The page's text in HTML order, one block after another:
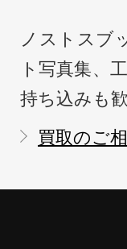
ノストスブ
ト写真集、
持ち込みも
買取のご